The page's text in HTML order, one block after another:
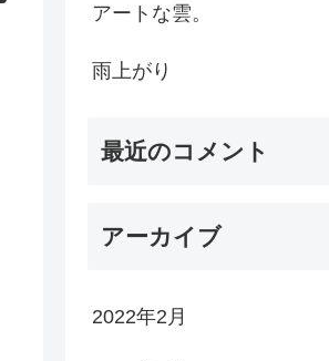
アートな雲。
雨上がり
最近のコメント
アーカイブ
2022年2月